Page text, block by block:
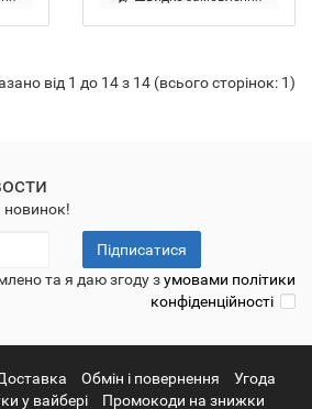
від 1 до 14 з 14 (всього сторінок: 1)
новинок!
Підписатися
та я даю згоду зумовами політики
конфіденційності
Обмін і повернення
Угода
у вайбері Промокоди на знижки